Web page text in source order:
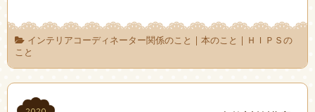
インテリアコーディネーター関係のこと | 本のこと | ＨＩＰＳの
こと